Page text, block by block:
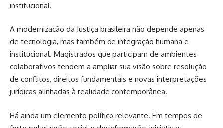
institucional.
A modernização da Justiça brasileira não depende apenas
de tecnologia, mas também de integração humana e
institucional. Magistrados que participam de ambientes
colaborativos tendem a ampliar sua visão sobre resolução
de conflitos, direitos fundamentais e novas interpretações
jurídicas alinhadas à realidade contemporânea.
Há ainda um elemento político relevante. Em tempos de